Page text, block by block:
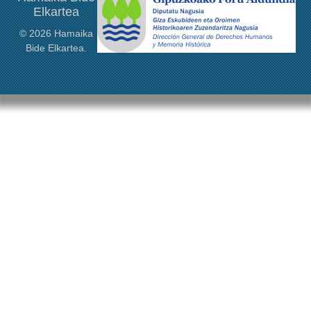
Elkartea
© 2026 Hamaika
Bide Elkartea.